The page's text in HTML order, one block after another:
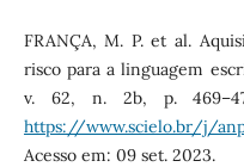
FRANÇA, M. P. et al.
risco para a linguagem
v. 62, n. 2b, p.
https://www.scielo.br/j/
Acesso em: 09 set. 2023.